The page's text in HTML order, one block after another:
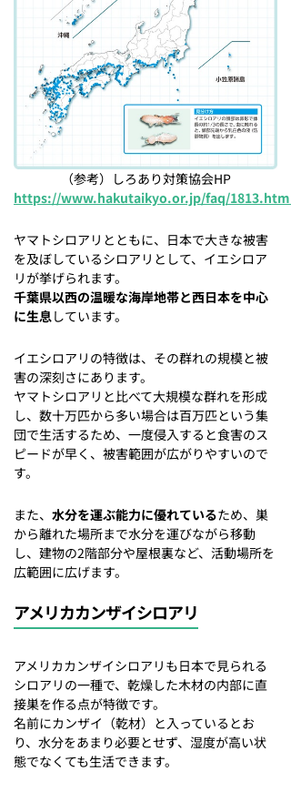
（参考）しろあり対策協会HP
https://www.hakutaikyo.or.jp/faq/1813.html
ヤマトシロアリとともに、日本で大きな被害
を及ぼしているシロアリとして、イエシロア
リが挙げられます。
千葉県以西の温暖な海岸地帯と西日本を中心
に生息 しています。
イエシロアリの特徴は、その群れの規模と被
害の深刻さにあります。
ヤマトシロアリと比べて大規模な群れを形成
し、数十万匹から多い場合は百万匹という集
団で生活するため、一度侵入すると食害のス
ピードが早く、被害範囲が広がりやすいので
す。
また、 水分を運ぶ能力に優れているため、巣
から離れた場所まで水分を運びながら移動
し、建物の2階部分や屋根裏など、活動場所を
広範囲に広げます。
アメリカカンザイシロアリ
アメリカカンザイシロアリも日本で見られる
シロアリの一種で、乾燥した木材の内部に直
接巣を作る点が特徴です。
名前にカンザイ（乾材）と入っているとお
り、水分をあまり必要とせず、湿度が高い状
態でなくても生活できます。